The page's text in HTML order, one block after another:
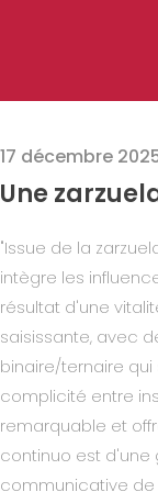
17 décembre
Une
"Issue de la
intègre les
résultat d'une
saisissante, avec
binaire/ternaire
complicité entre
remarquable et
continuo est d'une
communicative